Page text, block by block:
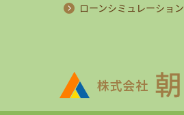
ローンシミュレーション